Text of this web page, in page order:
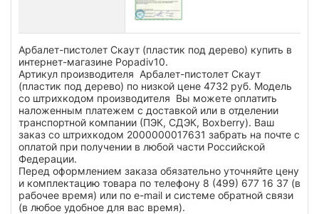
Арбалет-пистолет Скаут (пластик под дерево) купить в
интернет-магазине Popadiv10.
Артикул производителя Арбалет-пистолет Скаут
(пластик под дерево) по низкой цене 4732 руб. Модель
со штрихкодом производителя Вы можете оплатить
наложенным платежем с доставкой или в отделении
транспортной компании (ПЭК, СДЭК, Boxberry). Ваш
заказ со штрихкодом 2000000017631 забрать на почте с
оплатой при получении в любой части Российской
Федерации.
Перед оформлением заказа обязательно уточняйте цену
и комплектацию товара по телефону 8 (499) 677 16 37 (в
рабочее время) или по e-mail и системе обратной связи
(в любое удобное для вас время).